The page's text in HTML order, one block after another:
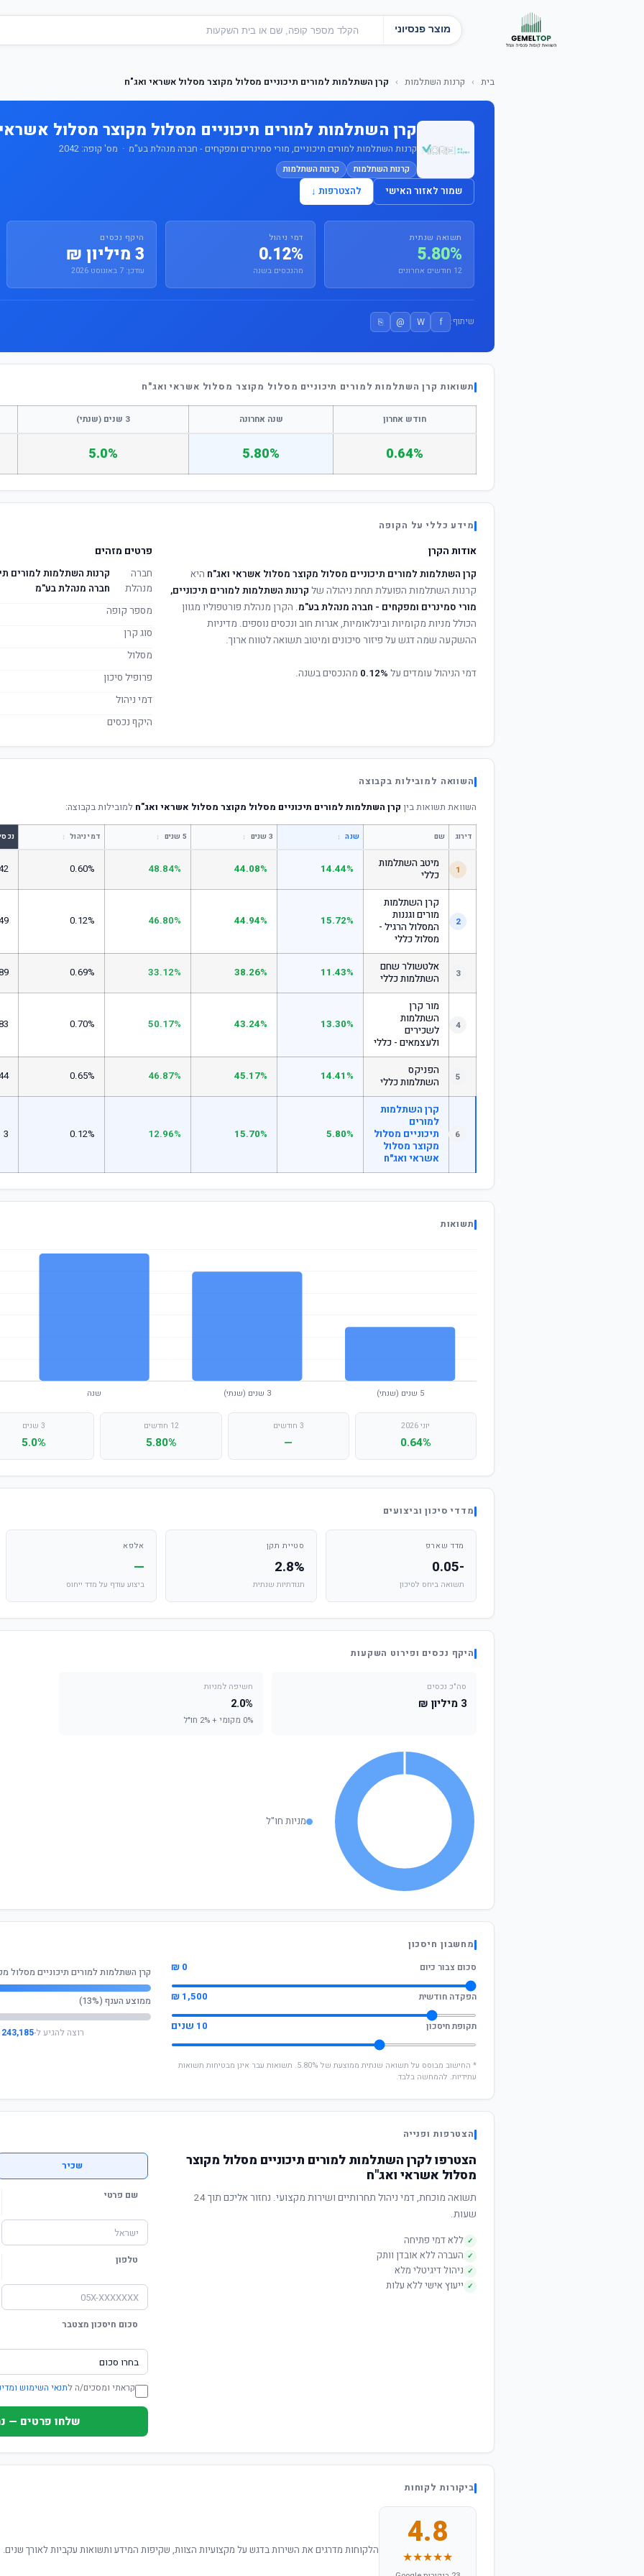
מוצר פנסיוני
בית › קרנות השתלמות › קרן השתלמות למורים תיכוניים מסלול מקוצר מסלול אשראי ואג"ח
קרן השתלמות למורים תיכוניים מסלול מקוצר מסלול
קרנות השתלמות למורים תיכוניים, מורי סמינרים ומפקחים - חברה מנהלת בע"מ · מס' קופה: 2042
קרנות השתלמות קרנות השתלמות
שמור לאזור האישי להצטרפות ↓
תשואה שנתית
5.80%
12 חודשים אחרונים
דמי ניהול
0.12%
מהנכסים בשנה
היקף נכסים
3 מיליון ₪
עודכן: 7 באוגוסט 2026
שיתוף: f
W
@
⎘
תשואות קרן השתלמות למורים תיכוניים מסלול מקוצר מסלול אשראי ואג"ח
חודש אחרון שנה אחרונה 3 שנים (שנתי)
0.64%
5.80%
5.0%
מידע כללי על הקופה
אודות הקרן
קרן השתלמות למורים תיכוניים מסלול מקוצר מסלול אשראי ואג"ח היא
קרנות השתלמות הפועלת תחת ניהולה של קרנות השתלמות למורים תיכוניים,
מורי סמינרים ומפקחים - חברה מנהלת בע"מ. הקרן מנהלת פורטפוליו מגוון
הכולל מניות מקומיות ובינלאומיות, אגרות חוב ונכסים נוספים. מדיניות
ההשקעה שמה דגש על פיזור סיכונים ומיטוב תשואה לטווח ארוך.
דמי הניהול עומדים על 0.12% מהנכסים בשנה.
פרטים מזהים
חברה
מנהלת
קרנות השתלמות למורים
חברה מנהלת בע"מ
מספר קופה
סוג קרן
מסלול
פרופיל סיכון
דמי ניהול
היקף נכסים
השוואה למובילות בקבוצה
השוואת תשואות בין קרן השתלמות למורים תיכוניים מסלול מקוצר מסלול אשראי ואג"ח למובילות בקבוצה:
דירוג שם שנה ↕ 3 שנים ↕ 5 שנים ↕ דמי ניהול ↕
1
מיטב השתלמות
כללי
14.44%
44.08%
48.84%
0.60%
2
קרן השתלמות
מורים וגננות
המסלול הרגיל -
מסלול כללי
15.72%
44.94%
46.80%
0.12%
3
אלטשולר שחם
השתלמות כללי
11.43%
38.26%
33.12%
0.69%
4
מור קרן
השתלמות
לשכירים
ולעצמאים - כללי
13.30%
43.24%
50.17%
0.70%
5
הפניקס
השתלמות כללי
14.41%
45.17%
46.87%
0.65%
6
קרן השתלמות
למורים
תיכוניים מסלול
מקוצר מסלול
אשראי ואג"ח
5.80%
15.70%
12.96%
0.12%
3
תשואות
יוני 2026
0.64%
3 חודשים
—
12 חודשים
5.80%
3 שנים
5.0%
מדדי סיכון וביצועים
מדד שארפ
-0.05
תשואה ביחס לסיכון
סטיית תקן
2.8%
תנודתיות שנתית
אלפא
—
ביצוע עודף על מדד ייחוס
היקף נכסים ופירוט השקעות
סה"כ נכסים
3 מיליון ₪
חשיפה למניות
2.0%
0% מקומי + 2% חו"ל
מניות חו"ל
מחשבון חיסכון
סכום צבור כיום
0 ₪
הפקדה חודשית 1,500 ₪
תקופת חיסכון 10 שנים
* החישוב מבוסס על תשואה שנתית ממוצעת של 5.80%. תשואות עבר אינן מבטיחות תשואות
עתידיות. להמחשה בלבד.
קרן השתלמות למורים תיכוניים מסלול
ממוצע הענף (13%)
רוצה להגיע ל-243,185 ₪
הצטרפות ופנייה
הצטרפו לקרן השתלמות למורים תיכוניים מסלול מקוצר
מסלול אשראי ואג"ח
תשואה מוכחת, דמי ניהול תחרותיים ושירות מקצועי. נחזור אליכם תוך 24
שעות.
✓ ללא דמי פתיחה
✓ העברה ללא אובדן וותק
✓ ניהול דיגיטלי מלא
✓ ייעוץ אישי ללא עלות
שכיר
שם פרטי
טלפון
סכום חיסכון מצטבר
קראתי ומסכים/ה לתנאי השימוש
שלחו פרטים — נחזור
ביקורות לקוחות
4.8
★★★★★ הלקוחות מדרגים את השירות בדגש על מקצועיות הצוות, שקיפות המידע ותשואות עקביות לאורך שנים.